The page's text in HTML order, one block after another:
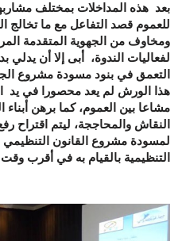
بعد هذه المداخلات بمختلف
للعموم قصد التفاعل مع ما
ومخاوف من الجهوية المتقدمة
لفعاليات الندوة، أبى إلا أن
التعمق في بنود مسودة مشروع
هذا الورش لم يعد محصورا في يد
مشاعا بين العموم، كما برهن
النقاش والمحاججة، ليتم اقتراح
لمسودة مشروع القانون التنظيمي
التنظيمية بالقيام به في أقرب